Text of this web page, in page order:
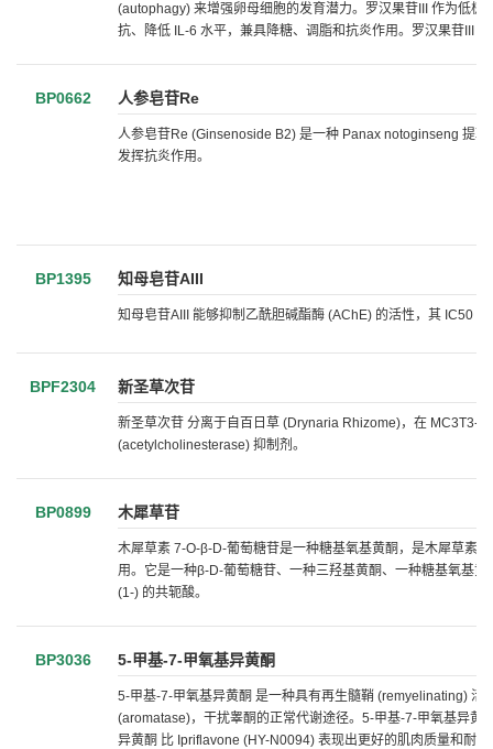
(autophagy) 来增强卵母细胞的发育潜力。罗汉果苷III 作为低
抗、降低 IL-6 水平，兼具降糖、调脂和抗炎作用。罗汉果苷III
BP0662 人参皂苷Re
人参皂苷Re (Ginsenoside B2) 是一种 Panax notoginseng 提
发挥抗炎作用。
BP1395 知母皂苷AIII
知母皂苷AIII 能够抑制乙酰胆碱酯酶 (AChE) 的活性，其 IC50
BPF2304 新圣草次苷
新圣草次苷 分离于自百日草 (Drynaria Rhizome)，在 MC3T3-
(acetylcholinesterase) 抑制剂。
BP0899 木犀草苷
木犀草素 7-O-β-D-葡萄糖苷是一种糖基氧基黄酮，是木犀草素
用。它是一种β-D-葡萄糖苷、一种三羟基黄酮、一种糖基氧基
(1-) 的共轭酸。
BP3036 5-甲基-7-甲氧基异黄酮
5-甲基-7-甲氧基异黄酮 是一种具有再生髓鞘 (remyelinating)
(aromatase)，干扰睾酮的正常代谢途径。5-甲基-7-甲氧基异
异黄酮 比 Ipriflavone (HY-N0094) 表现出更好的肌肉质量和耐